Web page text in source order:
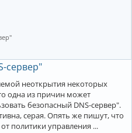
сервер"
неоткрытия некоторых
одна из причин может
безопасный DNS-сервер".
серая. Опять же пишут, что
политики управления ...